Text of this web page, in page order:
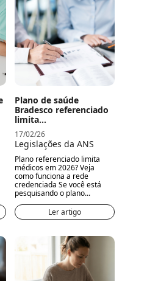
Plano de saúde
Bradesco referenciado
limita...
17/02/26
Legislações da ANS
Plano referenciado limita
médicos em 2026? Veja
como funciona a rede
credenciada Se você está
pesquisando o plano...
Ler artigo